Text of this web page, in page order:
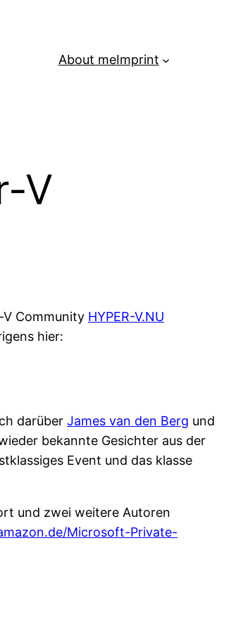
About meImprint
V
Community HYPER-V.NU
hier:
darüber James van den Berg und
bekannte Gesichter aus der
Event und das klasse
und zwei weitere Autoren
Microsoft-Private-